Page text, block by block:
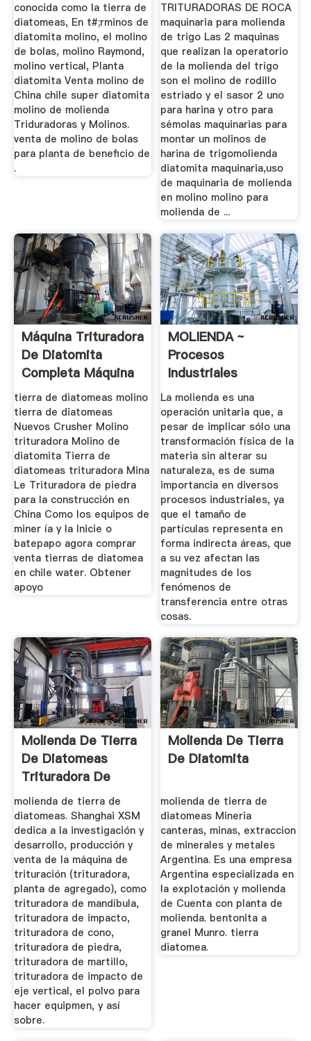
conocida como la tierra de
diatomeas, En t#;rminos de
diatomita molino, el molino
de bolas, molino Raymond,
molino vertical, Planta
diatomita Venta molino de
China chile super diatomita
molino de molienda
Triduradoras y Molinos.
venta de molino de bolas
para planta de beneficio de
.
TRITURADORAS DE ROCA
maquinaria para molienda
de trigo Las 2 maquinas
que realizan la operatorio
de la molienda del trigo
son el molino de rodillo
estriado y el sasor 2 uno
para harina y otro para
sémolas maquinarias para
montar un molinos de
harina de trigomolienda
diatomita maquinaria,uso
de maquinaria de molienda
en molino molino para
molienda de ...
Máquina Trituradora
De Diatomita
Completa Máquina
De ...
tierra de diatomeas molino
tierra de diatomeas
Nuevos Crusher Molino
trituradora Molino de
diatomita Tierra de
diatomeas trituradora Mina
Le Trituradora de piedra
para la construcción en
China Como los equipos de
miner ía y la Inicie o
batepapo agora comprar
venta tierras de diatomea
en chile water. Obtener
apoyo
MOLIENDA ~
Procesos
Industriales
La molienda es una
operación unitaria que, a
pesar de implicar sólo una
transformación física de la
materia sin alterar su
naturaleza, es de suma
importancia en diversos
procesos industriales, ya
que el tamaño de
partículas representa en
forma indirecta áreas, que
a su vez afectan las
magnitudes de los
fenómenos de
transferencia entre otras
cosas.
Molienda De Tierra
De Diatomeas
Trituradora De
Cono
molienda de tierra de
diatomeas. Shanghai XSM
dedica a la investigación y
desarrollo, producción y
venta de la máquina de
trituración (trituradora,
planta de agregado), como
trituradora de mandíbula,
trituradora de impacto,
trituradora de cono,
trituradora de piedra,
trituradora de martillo,
trituradora de impacto de
eje vertical, el polvo para
hacer equipmen, y así
sobre.
Molienda De Tierra
De Diatomita
molienda de tierra de
diatomeas Mineria
canteras, minas, extraccion
de minerales y metales
Argentina. Es una empresa
Argentina especializada en
la explotación y molienda
de Cuenta con planta de
molienda. bentonita a
granel Munro. tierra
diatomea.